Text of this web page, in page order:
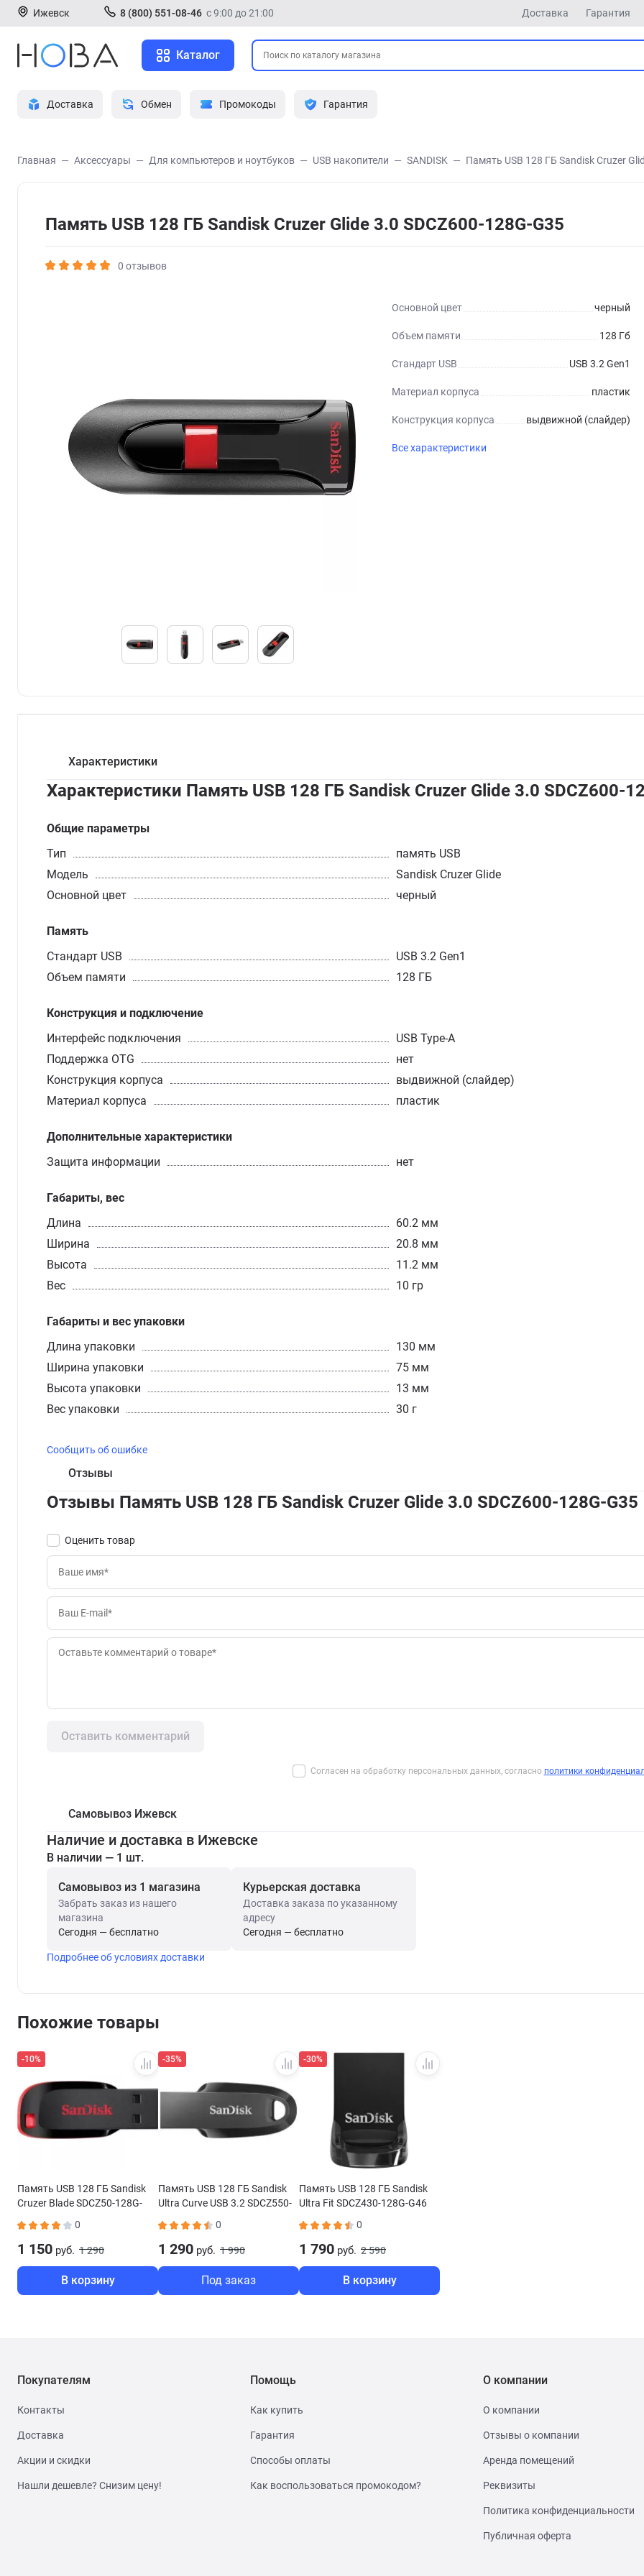
Ижевск 8 (800) 551-08-46 с 9:00 до 21:00 Доставка Гарантия
Каталог
Доставка Обмен Промокоды Гарантия
Главная Аксессуары Для компьютеров и ноутбуков USB накопители SANDISK Память USB 128 ГБ Sandisk Cruzer
Память USB 128 ГБ Sandisk Cruzer Glide 3.0 SDCZ600-128G-G35
0 отзывов
Основной цвет черный
Объем памяти 128 Гб
Стандарт USB USB 3.2 Gen1
Материал корпуса пластик
Конструкция корпуса выдвижной (слайдер)
Все характеристики
Характеристики
Характеристики Память USB 128 ГБ Sandisk Cruzer Glide 3.0 SDCZ600-
Общие параметры
Тип
память USB
Модель
Sandisk Cruzer Glide
Основной цвет
черный
Память
Стандарт USB
USB 3.2 Gen1
Объем памяти
128 ГБ
Конструкция и подключение
Интерфейс подключения
USB Type-A
Поддержка OTG
нет
Конструкция корпуса
выдвижной (слайдер)
Материал корпуса
пластик
Дополнительные характеристики
Защита информации
нет
Габариты, вес
Длина
60.2 мм
Ширина
20.8 мм
Высота
11.2 мм
Вес
10 гр
Габариты и вес упаковки
Длина упаковки
130 мм
Ширина упаковки
75 мм
Высота упаковки
13 мм
Вес упаковки
30 г
Сообщить об ошибке
Отзывы
Отзывы Память USB 128 ГБ Sandisk Cruzer Glide 3.0 SDCZ600-128G-G35
Оценить товар
Оставить комментарий
Согласен на обработку персональных данных, согласно политики
Самовывоз Ижевск
Наличие и доставка в Ижевске
В наличии — 1 шт.
Самовывоз из 1 магазина
Забрать заказ из нашего
магазина
Сегодня — бесплатно
Курьерская доставка
Доставка заказа по указанному
адресу
Сегодня — бесплатно
Подробнее об условиях доставки
Похожие товары
-10%
Память USB 128 ГБ Sandisk
Cruzer Blade SDCZ50-128G-
0
1 150 руб. 1 290
В корзину
-35%
Память USB 128 ГБ Sandisk
Ultra Curve USB 3.2 SDCZ550-
0
1 290 руб. 1 990
Под заказ
-30%
Память USB 128 ГБ Sandisk
Ultra Fit SDCZ430-128G-G46
0
1 790 руб. 2 590
В корзину
Покупателям
Контакты
Доставка
Акции и скидки
Нашли дешевле? Снизим цену!
Помощь
Как купить
Гарантия
Способы оплаты
Как воспользоваться промокодом?
О компании
О компании
Отзывы о компании
Аренда помещений
Реквизиты
Политика конфиденциальности
Публичная оферта